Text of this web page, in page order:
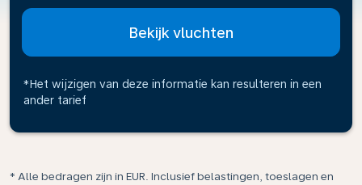
Bekijk vluchten
*Het wijzigen van deze informatie kan resulteren in een
ander tarief
* Alle bedragen zijn in EUR. Inclusief belastingen, toeslagen en